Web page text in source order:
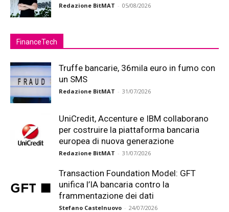
Redazione BitMAT - 05/08/2026
FinanceTech
Truffe bancarie, 36mila euro in fumo con
un SMS
Redazione BitMAT - 31/07/2026
UniCredit, Accenture e IBM collaborano
per costruire la piattaforma bancaria
europea di nuova generazione
Redazione BitMAT - 31/07/2026
Transaction Foundation Model: GFT
unifica l’IA bancaria contro la
frammentazione dei dati
Stefano Castelnuovo - 24/07/2026